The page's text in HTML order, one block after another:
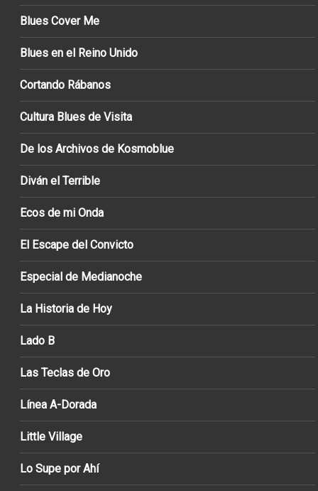
Blues Cover Me
Blues en el Reino Unido
Cortando Rábanos
Cultura Blues de Visita
De los Archivos de Kosmoblue
Diván el Terrible
Ecos de mi Onda
El Escape del Convicto
Especial de Medianoche
La Historia de Hoy
Lado B
Las Teclas de Oro
Línea A-Dorada
Little Village
Lo Supe por Ahí